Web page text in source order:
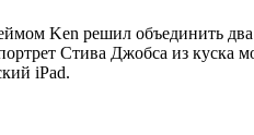
Ken решил объединить
Стива Джобса из куска
iPad.